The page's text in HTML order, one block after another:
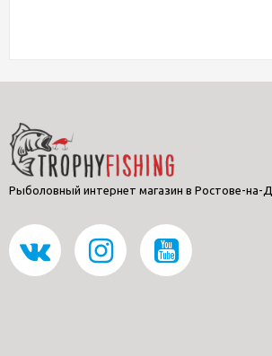
Рыболовный интернет магазин в Ростове-на-